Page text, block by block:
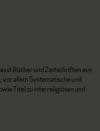
Bücher und Zeitschriften aus
vor allem Systematische und
Titel zu interreligiösen und